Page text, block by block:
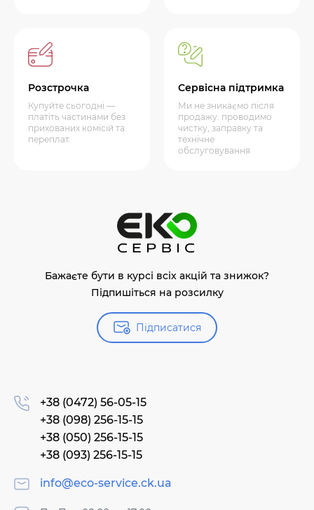
Розстрочка
Купуйте сьогодні —
платіть частинами без
прихованих комісій та
переплат.
Сервісна підтримка
Ми не зникаємо після
продажу: проводимо
чистку, заправку та
технічне
обслуговування
Бажаєте бути в курсі всіх акцій та знижок?
Підпишіться на розсилку
Підписатися
+38 (0472) 56-05-15
+38 (098) 256-15-15
+38 (050) 256-15-15
+38 (093) 256-15-15
info@eco-service.ck.ua